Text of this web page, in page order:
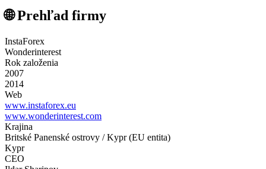
🌐 Prehľad firmy
InstaForex
Wonderinterest
Rok založenia
2007
2014
Web
www.instaforex.eu
www.wonderinterest.com
Krajina
Britské Panenské ostrovy / Kypr (EU entita)
Kypr
CEO